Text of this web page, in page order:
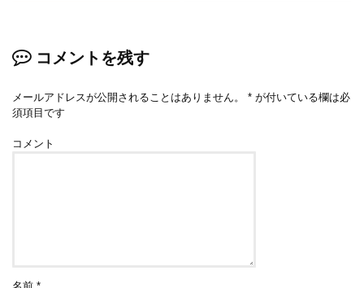
コメントを残す
メールアドレスが公開されることはありません。 * が付いている欄は必
須項目です
コメント